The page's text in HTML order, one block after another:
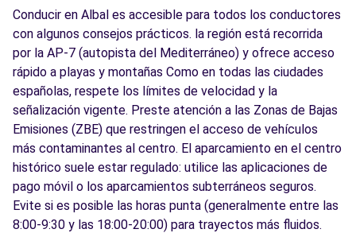
Conducir en Albal es accesible para todos los conductores
con algunos consejos prácticos. la región está recorrida
por la AP-7 (autopista del Mediterráneo) y ofrece acceso
rápido a playas y montañas Como en todas las ciudades
españolas, respete los límites de velocidad y la
señalización vigente. Preste atención a las Zonas de Bajas
Emisiones (ZBE) que restringen el acceso de vehículos
más contaminantes al centro. El aparcamiento en el centro
histórico suele estar regulado: utilice las aplicaciones de
pago móvil o los aparcamientos subterráneos seguros.
Evite si es posible las horas punta (generalmente entre las
8:00-9:30 y las 18:00-20:00) para trayectos más fluidos.